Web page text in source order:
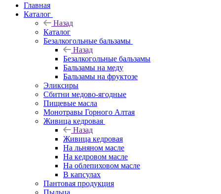
Главная
Каталог
Назад
Каталог
Безалкогольные бальзамы
Назад
Безалкогольные бальзамы
Бальзамы на меду
Бальзамы на фруктозе
Эликсиры
Сбитни медово-ягодные
Пищевые масла
Монотравы Горного Алтая
Живица кедровая
Назад
Живица кедровая
На льняном масле
На кедровом масле
На облепиховом масле
В капсулах
Пантовая продукция
Пыльца